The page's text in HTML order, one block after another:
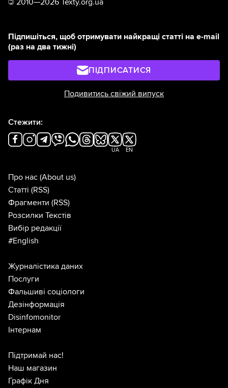
© 2010—2026 Texty.org.ua
Підпишіться, щоб отримувати найкращі статті на e-mail
(раз на два тижні)
ПІДПИСАТИСЯ
Подивитись свіжий випуск
Стежити:
UA EN
Про нас (About us)
Статті (RSS)
Фрагменти (RSS)
Розсилки Текстів
Вибір редакції
#English
Журналістика даних
Послуги
Фальшиві соціологи
Дезінформація
Disinfomonitor
Інтернам
Підтримай нас!
Наш магазин
Графік Дня